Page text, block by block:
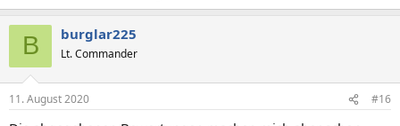
B burglar225
Lt. Commander
11. August 2020 #16